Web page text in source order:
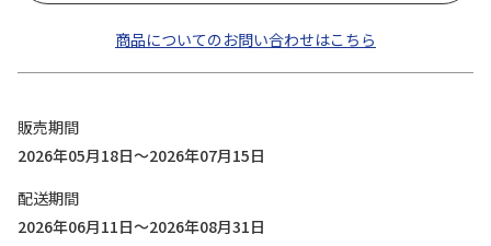
商品についてのお問い合わせはこちら
販売期間
2026年05月18日～2026年07月15日
配送期間
2026年06月11日～2026年08月31日